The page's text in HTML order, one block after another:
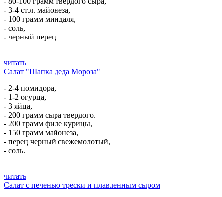
- 3-4 ст.л. майонеза,
- 100 грамм миндаля,
- соль,
- черный перец.
читать
Салат "Шапка деда Мороза"
- 2-4 помидора,
- 1-2 огурца,
- 3 яйца,
- 200 грамм сыра твердого,
- 200 грамм филе курицы,
- 150 грамм майонеза,
- перец черный свежемолотый,
- соль.
читать
Салат с печенью трески и плавленным сыром